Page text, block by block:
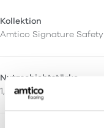
Kollektion
Amtico Signature Safety
Nutzschichtstärke
1,0mm